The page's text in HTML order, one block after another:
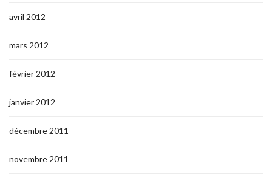
avril 2012
mars 2012
février 2012
janvier 2012
décembre 2011
novembre 2011